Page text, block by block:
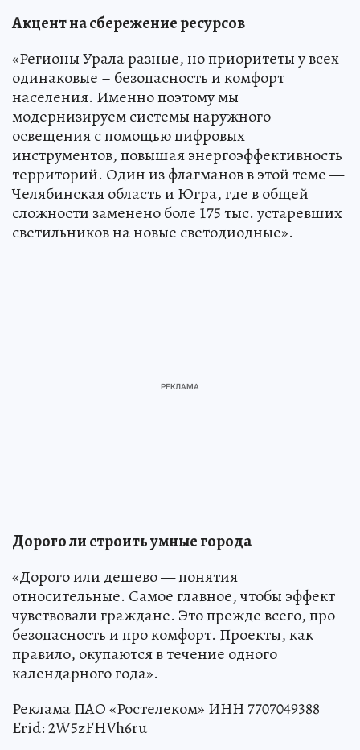
Акцент на сбережение ресурсов
«Регионы Урала разные, но приоритеты у всех
одинаковые – безопасность и комфорт
населения. Именно поэтому мы
модернизируем системы наружного
освещения с помощью цифровых
инструментов, повышая энергоэффективность
территорий. Один из флагманов в этой теме —
Челябинская область и Югра, где в общей
сложности заменено боле 175 тыс. устаревших
светильников на новые светодиодные».
Дорого ли строить умные города
«Дорого или дешево — понятия
относительные. Самое главное, чтобы эффект
чувствовали граждане. Это прежде всего, про
безопасность и про комфорт. Проекты, как
правило, окупаются в течение одного
календарного года».
Реклама ПАО «Ростелеком» ИНН 7707049388
Erid: 2W5zFHVh6ru